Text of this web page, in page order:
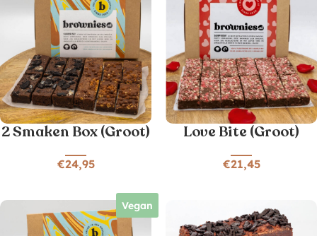
2 Smaken Box (Groot)
€24,95
Love Bite (Groot)
€21,45
Vegan